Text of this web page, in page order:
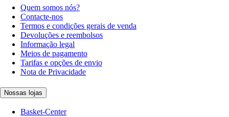
Quem somos nós?
Contacte-nos
Termos e condições gerais de venda
Devoluções e reembolsos
Informação legal
Meios de pagamento
Tarifas e opções de envio
Nota de Privacidade
Nossas lojas
Basket-Center